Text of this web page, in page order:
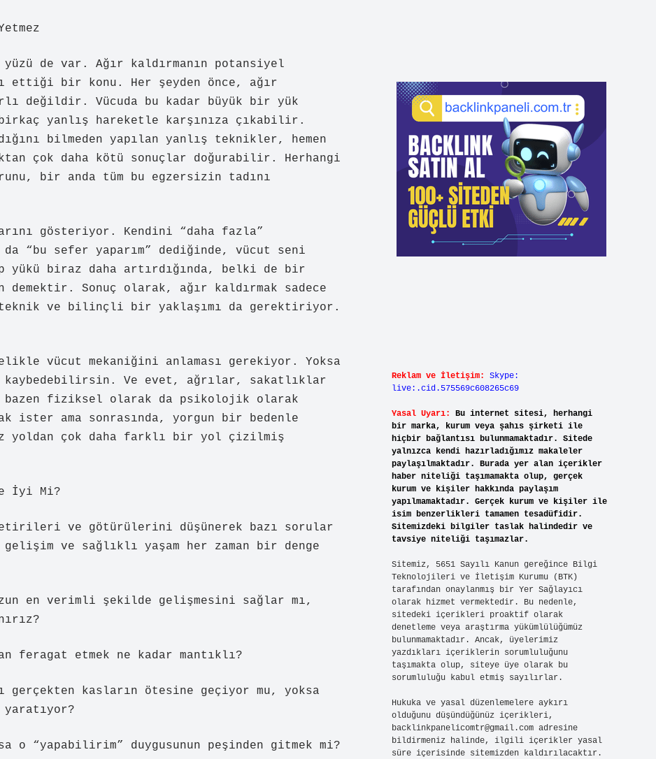
de var. Ağır kaldırmanın potansiyel
ettiği bir konu. Her şeyden önce, ağır
değildir. Vücuda bu kadar büyük bir yük
yanlış hareketle karşınıza çıkabilir.
bilmeden yapılan yanlış teknikler, hemen
çok daha kötü sonuçlar doğurabilir. Herhangi
bir anda tüm bu egzersizin tadını
gösteriyor. Kendini “daha fazla”
“bu sefer yaparım” dediğinde, vücut seni
biraz daha artırdığında, belki de bir
Sonuç olarak, ağır kaldırmak sadece
teknik ve bilinçli bir yaklaşımı da gerektiriyor.
vücut mekaniğini anlaması gerekiyor. Yoksa
kaybedebilirsin. Ve evet, ağrılar, sakatlıklar
fiziksel olarak da psikolojik olarak
ister ama sonrasında, yorgun bir bedenle
yoldan çok daha farklı bir yol çizilmiş
İyi Mi?
ve götürülerini düşünerek bazı sorular
ve sağlıklı yaşam her zaman bir denge
en verimli şekilde gelişmesini sağlar mı,
feragat etmek ne kadar mantıklı?
gerçekten kasların ötesine geçiyor mu, yoksa
yaratıyor?
o “yapabilirim” duygusunun peşinden gitmek mi?
Reklam ve İletişim:
Skype:
live:.cid.575569c608265c69
Yasal Uyarı:
Bu internet sitesi, herhangi
bir marka, kurum veya şahıs şirketi ile
hiçbir bağlantısı bulunmamaktadır. Sitede
yalnızca kendi hazırladığımız makaleler
paylaşılmaktadır. Burada yer alan içerikler
haber niteliği taşımamakta olup, gerçek
kurum ve kişiler hakkında paylaşım
yapılmamaktadır. Gerçek kurum ve kişiler ile
isim benzerlikleri tamamen tesadüfidir.
Sitemizdeki bilgiler taslak halindedir ve
tavsiye niteliği taşımazlar.
Sitemiz, 5651 Sayılı Kanun gereğince Bilgi
Teknolojileri ve İletişim Kurumu (BTK)
tarafından onaylanmış bir Yer Sağlayıcı
olarak hizmet vermektedir. Bu nedenle,
sitedeki içerikleri proaktif olarak
denetleme veya araştırma yükümlülüğümüz
bulunmamaktadır. Ancak, üyelerimiz
yazdıkları içeriklerin sorumluluğunu
taşımakta olup, siteye üye olarak bu
sorumluluğu kabul etmiş sayılırlar.
Hukuka ve yasal düzenlemelere aykırı
olduğunu düşündüğünüz içerikleri,
backlinkpanelicomtr@gmail.comadresine
bildirmeniz halinde, ilgili içerikler yasal
süre içerisinde sitemizden kaldırılacaktır.